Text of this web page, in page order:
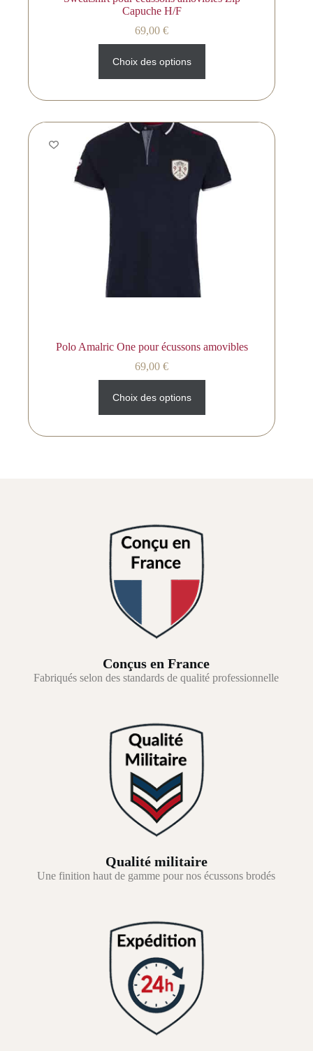
Capuche H/F
69,00€
Choix des options
Polo Amalric One pour écussons amovibles
69,00€
Choix des options
Conçus en France
Fabriqués selon des standards de qualité professionnelle
Qualité militaire
Une finition haut de gamme pour nos écussons brodés